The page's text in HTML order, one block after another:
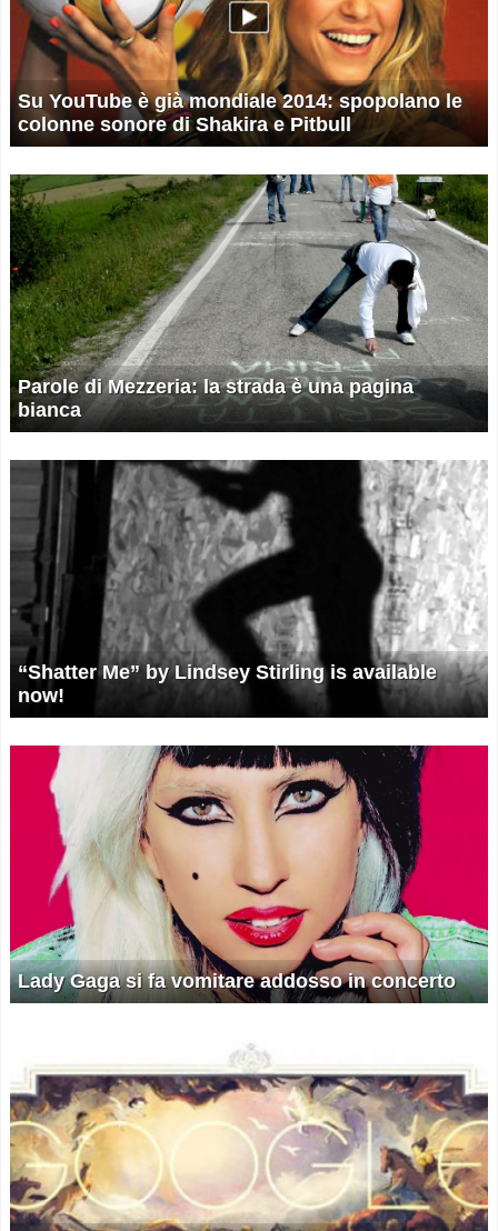
Su YouTube è già mondiale 2014: spopolano le
colonne sonore di Shakira e Pitbull
Parole di Mezzeria: la strada è una pagina
bianca
“Shatter Me” by Lindsey Stirling is available
now!
Lady Gaga si fa vomitare addosso in concerto